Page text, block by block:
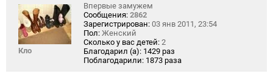
Кло
Впервые замужем
Сообщения: 2862
Зарегистрирован: 03 янв 2011, 23:54
Пол: Женский
Сколько у вас детей: 2
Благодарил (а): 1429 раз
Поблагодарили: 1873 раза